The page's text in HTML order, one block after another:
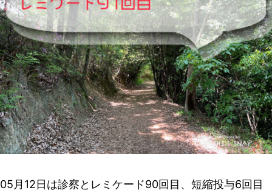
05月12日は診察とレミケード90回目、短縮投与6回目